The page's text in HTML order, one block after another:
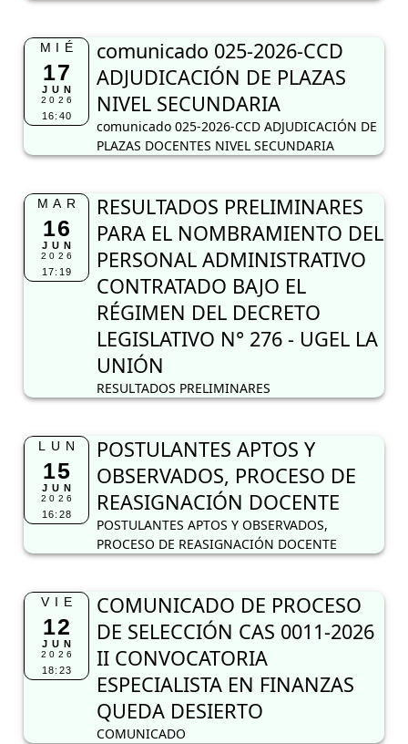
MIÉ
17
JUN
2026
16:40
comunicado 025-2026-CCD
ADJUDICACIÓN DE PLAZAS
NIVEL SECUNDARIA
comunicado 025-2026-CCD ADJUDICACIÓN DE
PLAZAS DOCENTES NIVEL SECUNDARIA
MAR
16
JUN
2026
17:19
RESULTADOS PRELIMINARES
PARA EL NOMBRAMIENTO DEL
PERSONAL ADMINISTRATIVO
CONTRATADO BAJO EL
RÉGIMEN DEL DECRETO
LEGISLATIVO N° 276 - UGEL LA
UNIÓN
RESULTADOS PRELIMINARES
LUN
15
JUN
2026
16:28
POSTULANTES APTOS Y
OBSERVADOS, PROCESO DE
REASIGNACIÓN DOCENTE
POSTULANTES APTOS Y OBSERVADOS,
PROCESO DE REASIGNACIÓN DOCENTE
VIE
12
JUN
2026
18:23
COMUNICADO DE PROCESO
DE SELECCIÓN CAS 0011-2026
II CONVOCATORIA
ESPECIALISTA EN FINANZAS
QUEDA DESIERTO
COMUNICADO